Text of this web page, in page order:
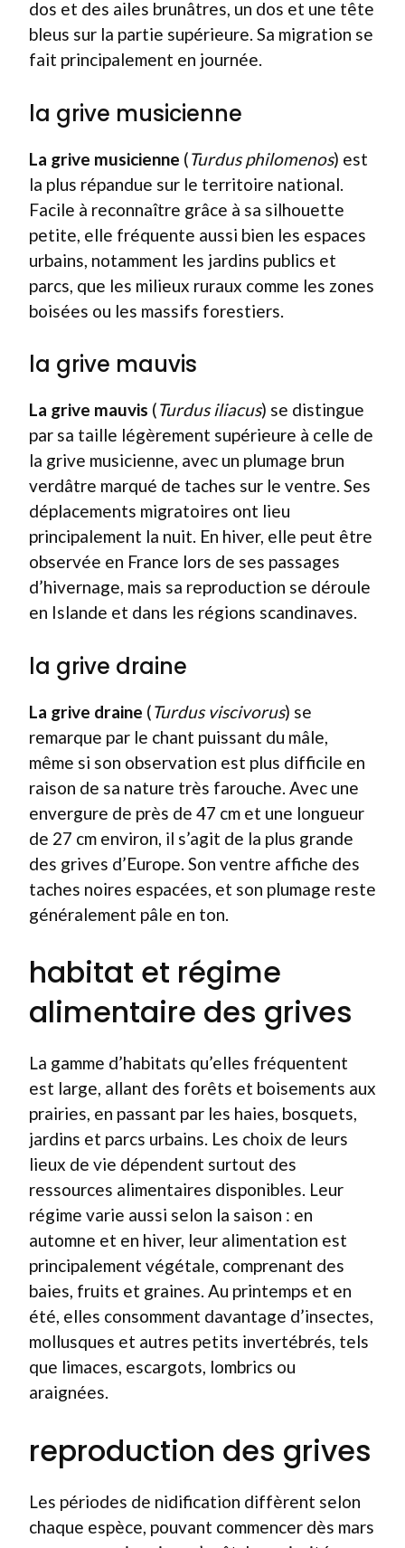
dos et des ailes brunâtres, un dos et une tête
bleus sur la partie supérieure. Sa migration se
fait principalement en journée.
la grive musicienne
La grive musicienne (Turdus philomenos) est
la plus répandue sur le territoire national.
Facile à reconnaître grâce à sa silhouette
petite, elle fréquente aussi bien les espaces
urbains, notamment les jardins publics et
parcs, que les milieux ruraux comme les zones
boisées ou les massifs forestiers.
la grive mauvis
La grive mauvis (Turdus iliacus) se distingue
par sa taille légèrement supérieure à celle de
la grive musicienne, avec un plumage brun
verdâtre marqué de taches sur le ventre. Ses
déplacements migratoires ont lieu
principalement la nuit. En hiver, elle peut être
observée en France lors de ses passages
d’hivernage, mais sa reproduction se déroule
en Islande et dans les régions scandinaves.
la grive draine
La grive draine (Turdus viscivorus) se
remarque par le chant puissant du mâle,
même si son observation est plus difficile en
raison de sa nature très farouche. Avec une
envergure de près de 47 cm et une longueur
de 27 cm environ, il s’agit de la plus grande
des grives d’Europe. Son ventre affiche des
taches noires espacées, et son plumage reste
généralement pâle en ton.
habitat et régime
alimentaire des grives
La gamme d’habitats qu’elles fréquentent
est large, allant des forêts et boisements aux
prairies, en passant par les haies, bosquets,
jardins et parcs urbains. Les choix de leurs
lieux de vie dépendent surtout des
ressources alimentaires disponibles. Leur
régime varie aussi selon la saison : en
automne et en hiver, leur alimentation est
principalement végétale, comprenant des
baies, fruits et graines. Au printemps et en
été, elles consomment davantage d’insectes,
mollusques et autres petits invertébrés, tels
que limaces, escargots, lombrics ou
araignées.
reproduction des grives
Les périodes de nidification diffèrent selon
chaque espèce, pouvant commencer dès mars